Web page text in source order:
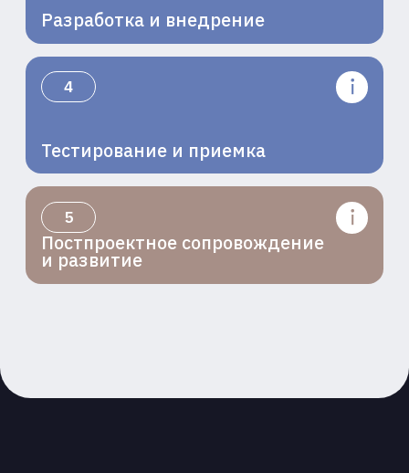
потребности и разработать
оптимальное решение для
масштабирования ваших ИИ и HPC
задач.